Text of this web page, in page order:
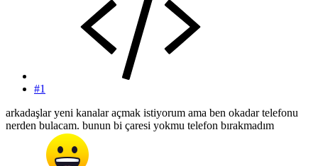
#1
arkadaşlar yeni kanalar açmak istiyorum ama ben okadar telefonu
nerden bulacam. bunun bi çaresi yokmu telefon bırakmadım